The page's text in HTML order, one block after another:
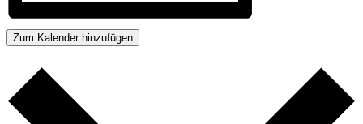
Zum Kalender hinzufügen